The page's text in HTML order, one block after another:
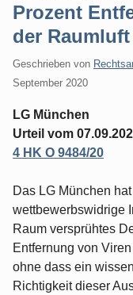
Prozent
der Raumluft
Geschrieben von
September 2020
LG München
Urteil vom
4 HK O 9484/20
Das LG München
wettbewerbswidrige
Raum versprühtes
Entfernung von
ohne dass ein
Richtigkeit dieser